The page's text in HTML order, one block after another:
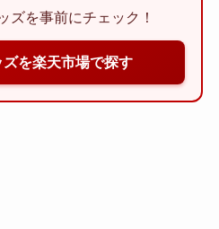
ズを事前にチェック！
を楽天市場で探す